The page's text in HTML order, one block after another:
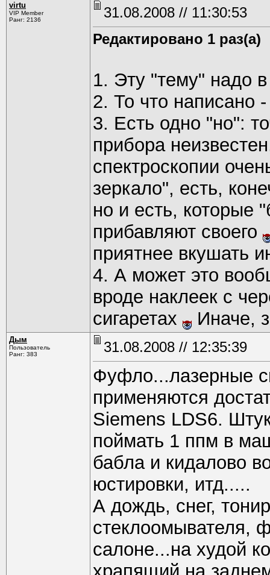
virtu
VIP Member
Ранг: 2136
31.08.2008 // 11:30:53
Редактировано 1 раз(а)
1. Эту "тему" надо
2. То что
3. Есть одно "но":
прибора
спектроскопии
зеркало", есть,
но и есть, которые
прибавляют своего
приятнее вкушать
4. А может это
вроде наклеек с
сигаретах
Иначе,
Дым
Пользователь
Ранг: 383
31.08.2008 // 12:35:39
Фуфло...лазерные
применяются
Siemens LDS6.
поймать 1 ппм в
бабла и кидалово
юстировки, итд.....
А дождь, снег,
стеклоомывателя,
салоне...на худой